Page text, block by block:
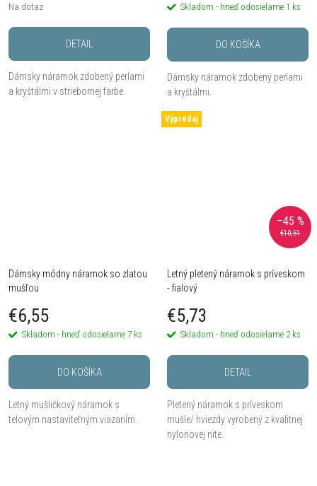
Na dotaz
DETAIL
Dámsky náramok zdobený perlami
a kryštálmi v striebornej farbe.
Skladom - hneď odosielame 1 ks
DO KOŠÍKA
Dámsky náramok zdobený perlami
a kryštálmi.
Dámsky módny náramok so zlatou
mušľou
€6,55
Skladom - hneď odosielame 7 ks
DO KOŠÍKA
Letný mušličkový náramok s
telovým nastaviteľným viazaním.
Výpredaj
€10,51
–45 %
Letný pletený náramok s príveskom
- fialový
€5,73
Skladom - hneď odosielame 2 ks
DETAIL
Pletený náramok s príveskom
mušle/ hviezdy vyrobený z kvalitnej
nylonovej nite.